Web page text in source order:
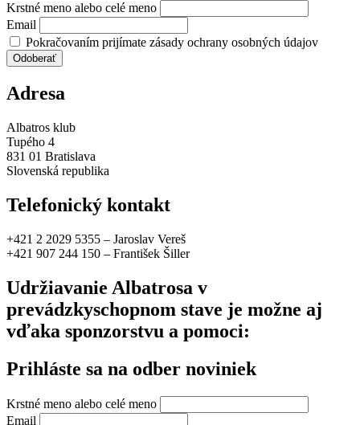
Krstné meno alebo celé meno
Email
Pokračovaním prijímate zásady ochrany osobných údajov
Adresa
Albatros klub
Tupého 4
831 01 Bratislava
Slovenská republika
Telefonický kontakt
+421 2 2029 5355 – Jaroslav Vereš
+421 907 244 150 – František Šiller
Udržiavanie Albatrosa v
prevádzkyschopnom stave je možne aj
vďaka sponzorstvu a pomoci:
Prihláste sa na odber noviniek
Krstné meno alebo celé meno
Email